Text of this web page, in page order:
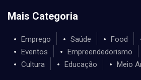
Mais Categoria
Emprego Saúde Food
Eventos
Empreendedorismo
Cultura
Educação Meio